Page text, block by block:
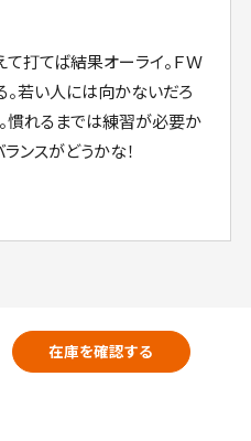
て打てば結果オーライ。ＦＷ
若い人には向かないだろ
慣れるまでは練習が必要か
ンスがどうかな！
在庫を確認する